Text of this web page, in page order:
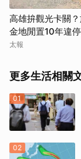
高雄拚觀光卡關
金地閒置10年違
停擺
太報
更多生活相關
01
02